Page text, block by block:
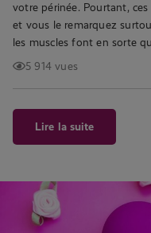
votre périnée. Pourtant,
et vous le remarquez
les muscles font en sorte
5 914 vues
Lire la suite